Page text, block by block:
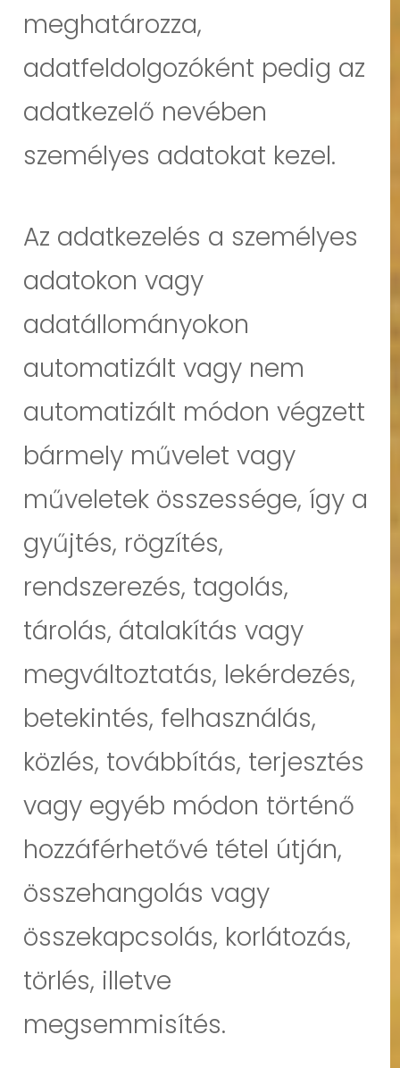
meghatározza,
adatfeldolgozóként pedig az
adatkezelő nevében
személyes adatokat kezel.
Az adatkezelés a személyes
adatokon vagy
adatállományokon
automatizált vagy nem
automatizált módon végzett
bármely művelet vagy
műveletek összessége, így a
gyűjtés, rögzítés,
rendszerezés, tagolás,
tárolás, átalakítás vagy
megváltoztatás, lekérdezés,
betekintés, felhasználás,
közlés, továbbítás, terjesztés
vagy egyéb módon történő
hozzáférhetővé tétel útján,
összehangolás vagy
összekapcsolás, korlátozás,
törlés, illetve
megsemmisítés.